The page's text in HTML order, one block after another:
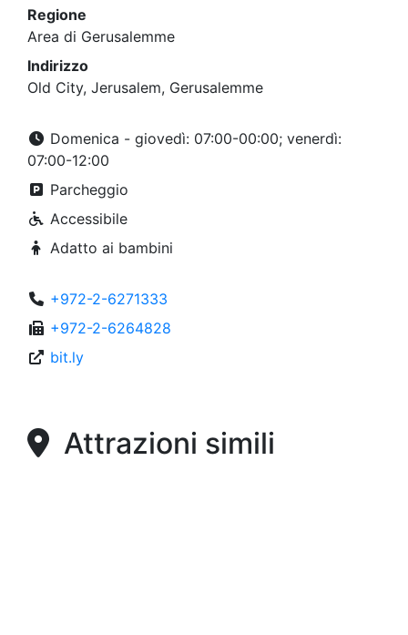
Regione
Area di Gerusalemme
Indirizzo
Old City, Jerusalem, Gerusalemme
Domenica - giovedì: 07:00-00:00; venerdì:
07:00-12:00
Parcheggio
Accessibile
Adatto ai bambini
+972-2-6271333
+972-2-6264828
bit.ly
Attrazioni simili